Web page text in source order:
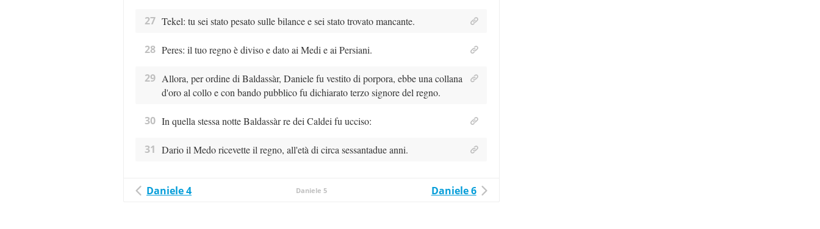
27 Tekel: tu sei stato pesato sulle bilance e sei stato trovato mancante.
28 Peres: il tuo regno è diviso e dato ai Medi e ai Persiani.
29 Allora, per ordine di Baldassàr, Daniele fu vestito di porpora, ebbe una collana
d'oro al collo e con bando pubblico fu dichiarato terzo signore del regno.
30 In quella stessa notte Baldassàr re dei Caldei fu ucciso:
31 Dario il Medo ricevette il regno, all'età di circa sessantadue anni.
Daniele 4 Daniele 5 Daniele 6